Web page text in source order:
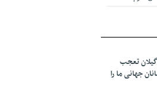
حمایتی
تعجب
جهانی ما را